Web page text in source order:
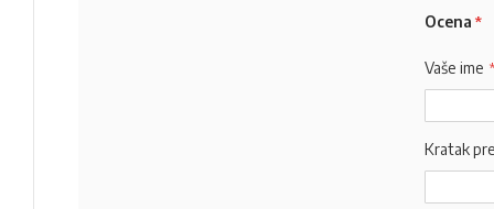
Ocena
Vaše ime
Kratak